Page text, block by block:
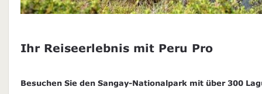
Ihr Reiseerlebnis mit Peru Pro
Besuchen Sie den Sangay-Nationalpark mit über 300